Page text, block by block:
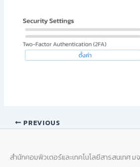
PREVIOUS
สำนักคอมพิวเตอร์และเทคโนโลยีสารสนเทศ